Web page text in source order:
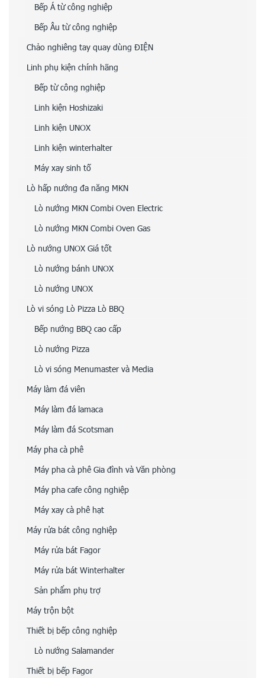
Bếp Á từ công nghiệp
Bếp Âu từ công nghiệp
Chảo nghiêng tay quay dùng ĐIỆN
Linh phụ kiện chính hãng
Bếp từ công nghiệp
Linh kiện Hoshizaki
Linh kiện UNOX
Linh kiện winterhalter
Máy xay sinh tố
Lò hấp nướng đa năng MKN
Lò nướng MKN Combi Oven Electric
Lò nướng MKN Combi Oven Gas
Lò nướng UNOX Giá tốt
Lò nướng bánh UNOX
Lò nướng UNOX
Lò vi sóng Lò Pizza Lò BBQ
Bếp nướng BBQ cao cấp
Lò nướng Pizza
Lò vi sóng Menumaster và Media
Máy làm đá viên
Máy làm đá lamaca
Máy làm đá Scotsman
Máy pha cà phê
Máy pha cà phê Gia đình và Văn phòng
Máy pha cafe công nghiệp
Máy xay cà phê hạt
Máy rửa bát công nghiệp
Máy rửa bát Fagor
Máy rửa bát Winterhalter
Sản phẩm phụ trợ
Máy trộn bột
Thiết bị bếp công nghiệp
Lò nướng Salamander
Thiết bị bếp Fagor